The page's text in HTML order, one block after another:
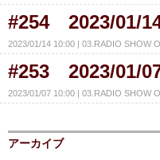
#254 2023/01/
2023/01/14 10:00 03.RADIO SHOW
#253 2023/01/
2023/01/07 10:00 03.RADIO SHOW
アーカイブ